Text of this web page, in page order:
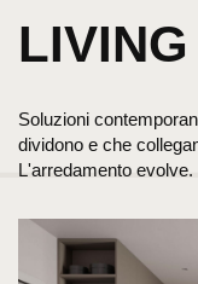
LIVING
Soluzioni
dividono e che
L'arredamento evolve.